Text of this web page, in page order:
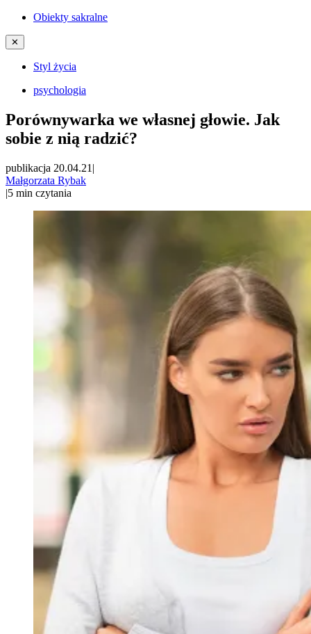
Obiekty sakralne
✕
Styl życia
psychologia
Porównywarka we własnej głowie. Jak
sobie z nią radzić?
publikacja 20.04.21 |
Małgorzata Rybak
|5 min czytania